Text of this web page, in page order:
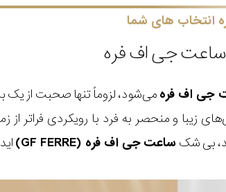
انتخاب های شما
ساعت جی اف فره
جی اف فرهمی‌شود، لزوماً تنها صحبت از یک
زیبا و منحصر به فرد با رویکردی فراتر
بی شک ساعت جی اف فره (GF FERRE)